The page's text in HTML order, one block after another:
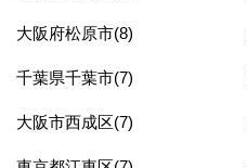
大阪府松原市(8)
千葉県千葉市(7)
大阪市西成区(7)